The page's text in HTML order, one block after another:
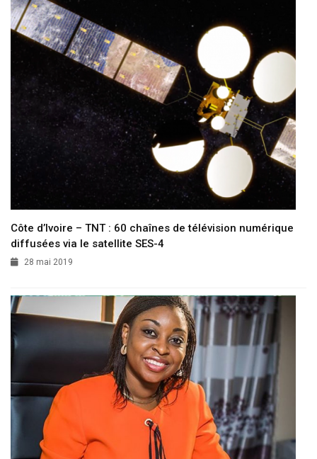
Côte d’Ivoire – TNT : 60 chaînes de télévision numérique
diffusées via le satellite SES-4
28 mai 2019